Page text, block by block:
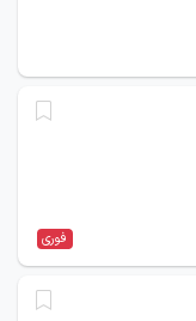
فوری